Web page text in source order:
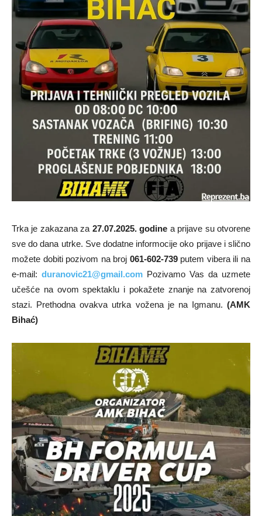
Trka je zakazana za 27.07.2025. godine a prijave su otvorene
sve do dana utrke. Sve dodatne informocije oko prijave i slično
možete dobiti pozivom na broj 061-602-739putem vibera ili na
e-mail: duranovic21@gmail.com Pozivamo Vas da uzmete
učešće na ovom spektaklu i pokažete znanje na zatvorenoj
stazi. Prethodna ovakva utrka vožena je na Igmanu. (AMK
Bihać)